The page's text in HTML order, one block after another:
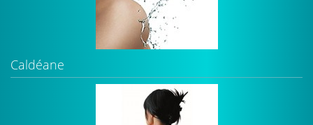
Caldéane